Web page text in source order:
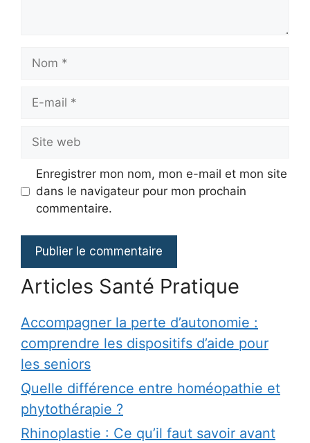
Nom
Site
web
Enregistrer mon nom, mon e-mail et mon site
dans le navigateur pour mon prochain
commentaire.
Articles Santé Pratique
Accompagner la perte d’autonomie :
comprendre les dispositifs d’aide pour
les seniors
Quelle différence entre homéopathie et
phytothérapie ?
Rhinoplastie : Ce qu’il faut savoir avant